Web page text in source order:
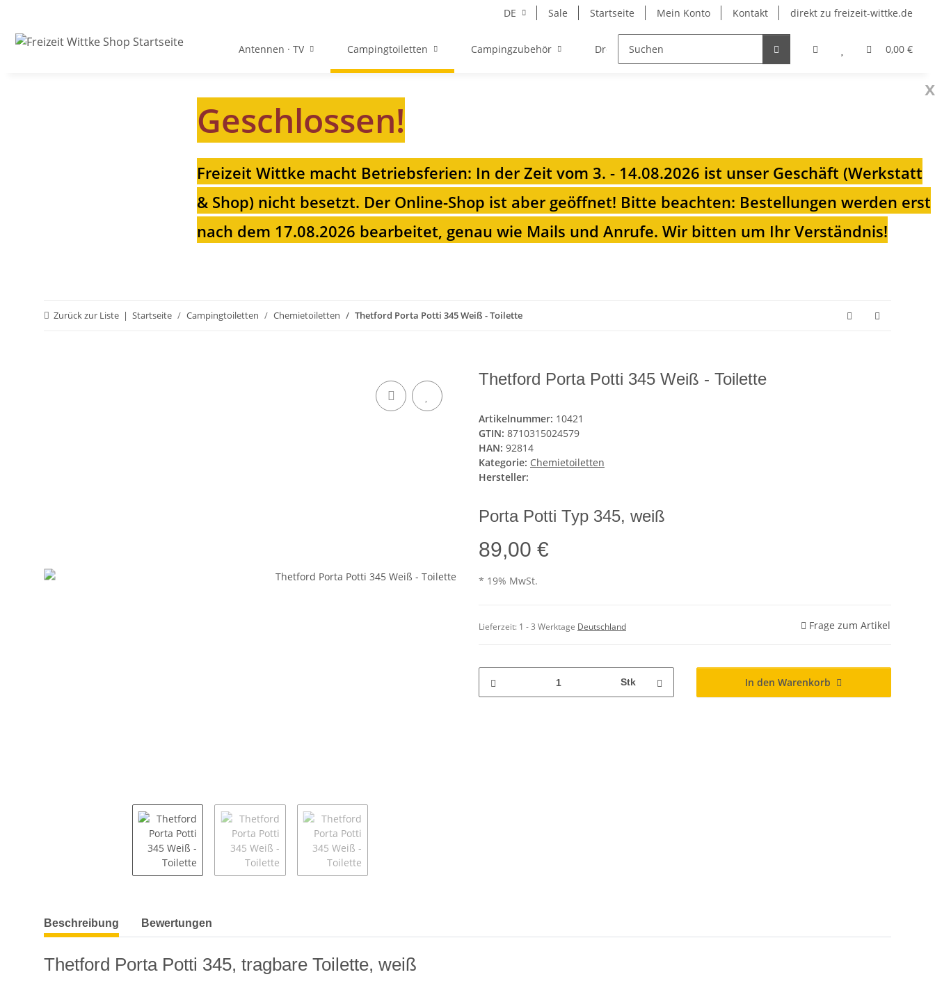
DE Sale Startseite Mein Konto Kontakt direkt zu freizeit-wittke.de
0,00 €
Antennen · TV Campingtoiletten Campingzubehör Drehkonsolen Heizungen für Ihren
x
Geschlossen!
Freizeit Wittke macht Betriebsferien: In der Zeit vom 3. - 14.08.2026 ist unser Geschäft (Werkstatt
& Shop) nicht besetzt. Der Online-Shop ist aber geöffnet! Bitte beachten: Bestellungen werden erst
nach dem 17.08.2026 bearbeitet, genau wie Mails und Anrufe. Wir bitten um Ihr Verständnis!
Zurück zur Liste Startseite Campingtoiletten Chemietoiletten Thetford Porta Potti 345 Weiß - Toilette
Thetford Porta Potti 345 Weiß - Toilette
Artikelnummer: 10421
GTIN: 8710315024579
HAN: 92814
Kategorie: Chemietoiletten
Hersteller:
Porta Potti Typ 345, weiß
89,00 €
* 19% MwSt.
Lieferzeit: 1 - 3 Werktage Deutschland Frage zum Artikel
Stk In den Warenkorb
weitere Registerkarten anzeigen
Beschreibung Bewertungen
Thetford Porta Potti 345, tragbare Toilette, weiß